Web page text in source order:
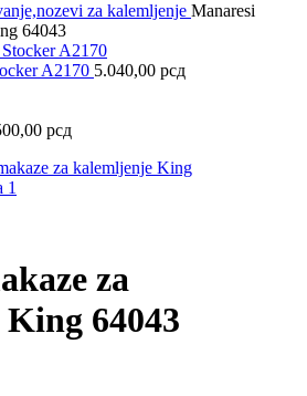
za kalemljenje Manaresi
64043
A2170 5.040,00 рсд
рсд
za
64043